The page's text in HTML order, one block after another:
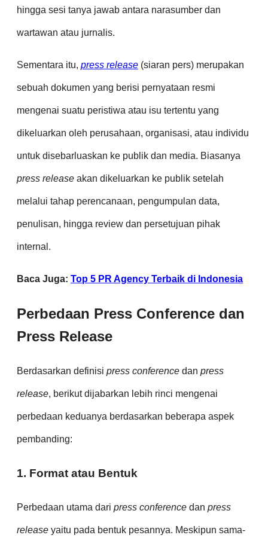
hingga sesi tanya jawab antara narasumber dan
wartawan atau jurnalis.
Sementara itu, press release (siaran pers) merupakan
sebuah dokumen yang berisi pernyataan resmi
mengenai suatu peristiwa atau isu tertentu yang
dikeluarkan oleh perusahaan, organisasi, atau individu
untuk disebarluaskan ke publik dan media. Biasanya
press release akan dikeluarkan ke publik setelah
melalui tahap perencanaan, pengumpulan data,
penulisan, hingga review dan persetujuan pihak
internal.
Baca Juga: Top 5 PR Agency Terbaik di Indonesia
Perbedaan Press Conference dan
Press Release
Berdasarkan definisi press conference dan press
release, berikut dijabarkan lebih rinci mengenai
perbedaan keduanya berdasarkan beberapa aspek
pembanding:
1. Format atau Bentuk
Perbedaan utama dari press conference dan press
release yaitu pada bentuk pesannya. Meskipun sama-